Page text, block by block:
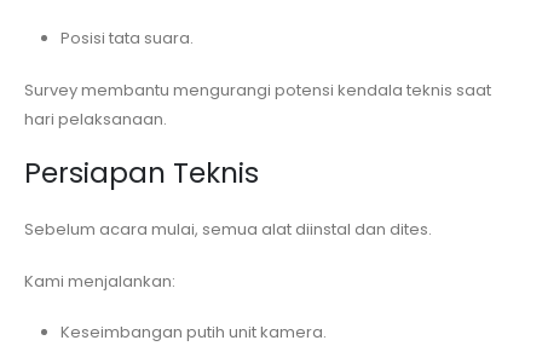
Posisi tata suara.
Survey membantu mengurangi potensi kendala teknis saat
hari pelaksanaan.
Persiapan Teknis
Sebelum acara mulai, semua alat diinstal dan dites.
Kami menjalankan:
Keseimbangan putih unit kamera.